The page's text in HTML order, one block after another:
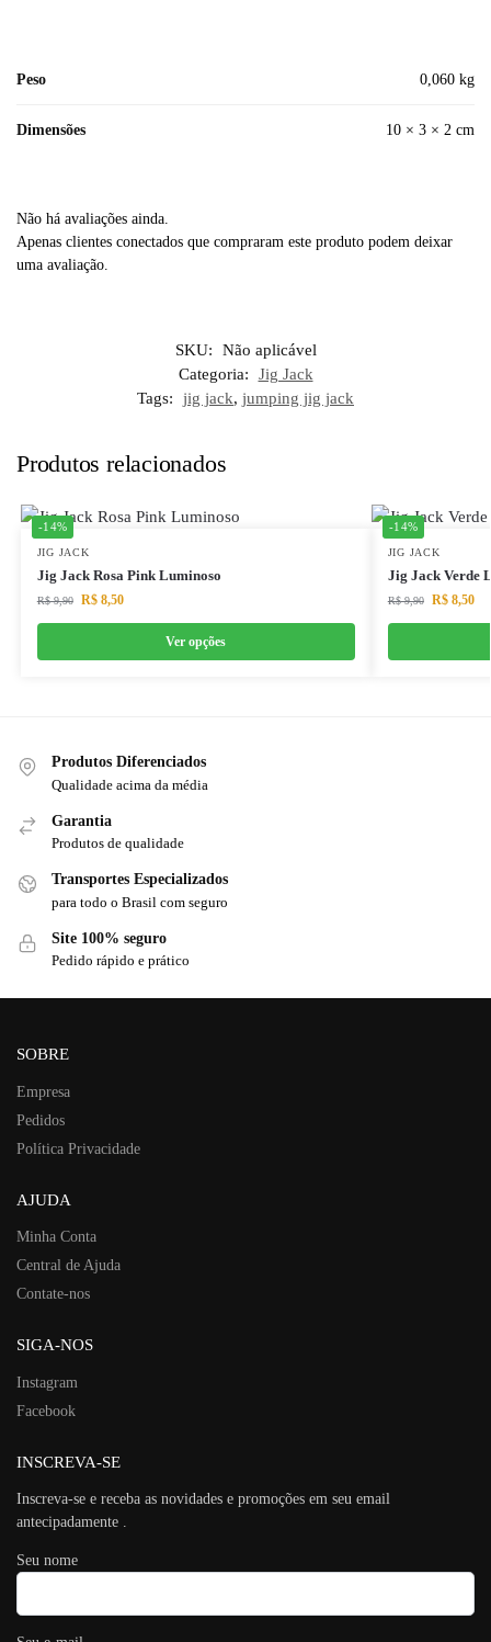
Peso 0,060 kg
Dimensões 10 × 3 × 2 cm
Não há avaliações ainda.
Apenas clientes conectados que compraram este produto podem deixar
uma avaliação.
SKU:
Não aplicável
Categoria:
Jig Jack
Tags:
jig jack, jumping jig jack
Produtos relacionados
-14%
JIG JACK
Jig Jack Rosa Pink Luminoso
R$9,90 R$8,50
Ver opções
-14%
JIG JACK
Jig Jack Verde
R$9,90 R$8,50
Produtos Diferenciados
Qualidade acima da média
Garantia
Produtos de qualidade
Transportes Especializados
para todo o Brasil com seguro
Site 100% seguro
Pedido rápido e prático
SOBRE
Empresa
Pedidos
Política Privacidade
AJUDA
Minha Conta
Central de Ajuda
Contate-nos
SIGA-NOS
Instagram
Facebook
INSCREVA-SE
Inscreva-se e receba as novidades e promoções em seu email
antecipadamente .
Seu nome